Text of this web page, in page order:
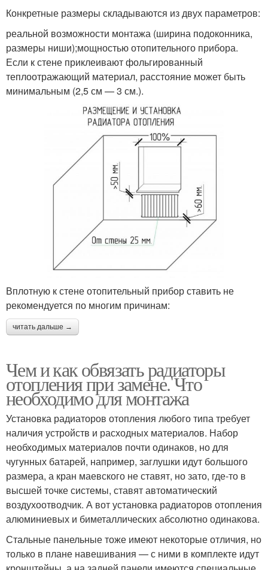
Конкретные размеры складываются из двух параметров:
реальной возможности монтажа (ширина подоконника,
размеры ниши);мощностью отопительного прибора.
Если к стене приклеивают фольгированный
теплоотражающий материал, расстояние может быть
минимальным (2,5 см — 3 см.).
Вплотную к стене отопительный прибор ставить не
рекомендуется по многим причинам:
читать дальше →
Чем и как обвязать радиаторы
отопления при замене. Что
необходимо для монтажа
Установка радиаторов отопления любого типа требует
наличия устройств и расходных материалов. Набор
необходимых материалов почти одинаков, но для
чугунных батарей, например, заглушки идут большого
размера, а кран маевского не ставят, но зато, где-то в
высшей точке системы, ставят автоматический
воздухоотводчик. А вот установка радиаторов отопления
алюминиевых и биметаллических абсолютно одинакова.
Стальные панельные тоже имеют некоторые отличия, но
только в плане навешивания — с ними в комплекте идут